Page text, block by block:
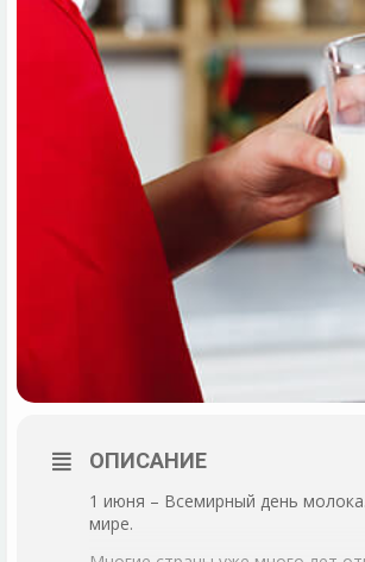
ОПИСАНИЕ
1 июня – Всемирный день
мире.